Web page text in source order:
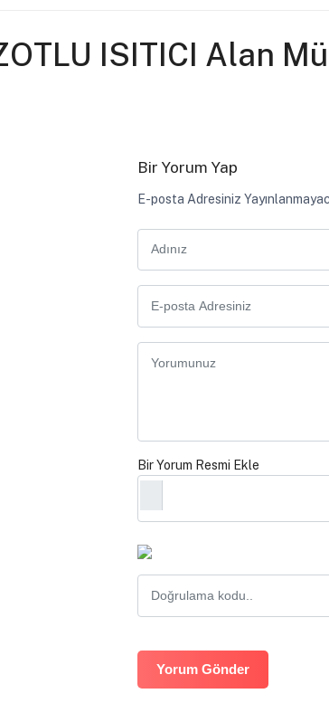
ISITICI Alan
Bir Yorum Yap
E-posta Adresiniz
Bir Yorum Resmi Ekle
Yorum Gönder